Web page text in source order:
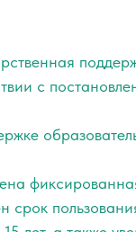
с
срок